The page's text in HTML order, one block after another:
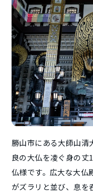
勝山市にある大師山清
良の大仏を凌ぐ身の丈
仏様です。広大な大仏
がズラリと並び、息を